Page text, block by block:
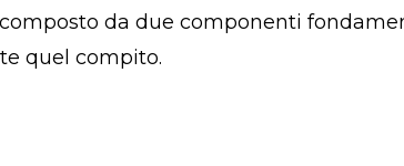
da due componenti
quel compito.